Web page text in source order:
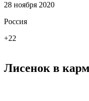
28 ноября 2020
Россия
+22
Лисенок в